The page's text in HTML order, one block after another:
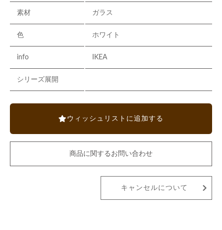
素材 ガラス
色 ホワイト
info IKEA
シリーズ展開
ウィッシュリストに追加する
商品に関するお問い合わせ
キャンセルについて